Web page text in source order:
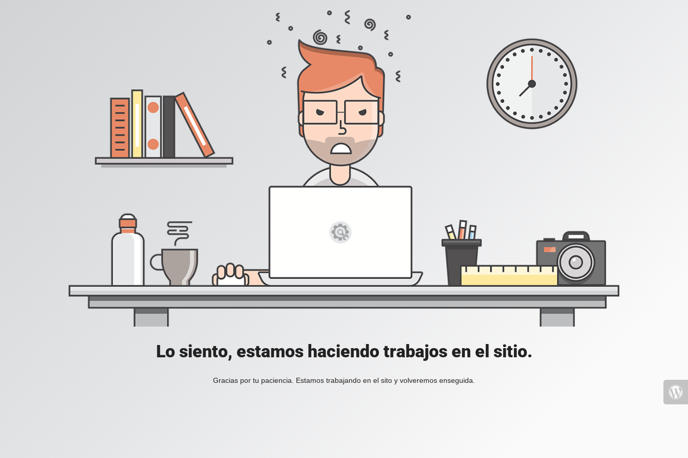
Lo siento, estamos haciendo trabajos en el sitio.
Gracias por tu paciencia. Estamos trabajando en el sito y volveremos enseguida.